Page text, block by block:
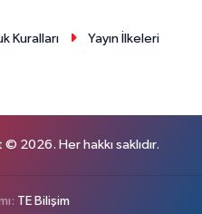
Kuralları
Yayın İlkeleri
2026. Her hakkı saklıdır.
TE Bilişim